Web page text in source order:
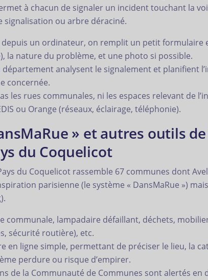
à chacun de signaler un incident touchant la
ou arbre déraciné.
un ordinateur, on remplit un petit formulaire
la nature du problème, et une photo si possible.
département analysent le signalement et planifient
concernée.
les rues communales, ni les espaces relevant de
ou Orange (réseaux, éclairage, téléphonie).
» et autres outils
du Coquelicot
du Coquelicot rassemble 67 communes dont
parisienne (le système « DansMaRue »)
).
communale, lampadaire défaillant, déchets,
sécurité routière), etc.
en ligne simple, permettant de préciser le lieu, la
perdure ou risque d’empirer.
de la Communauté de Communes sont alertés en